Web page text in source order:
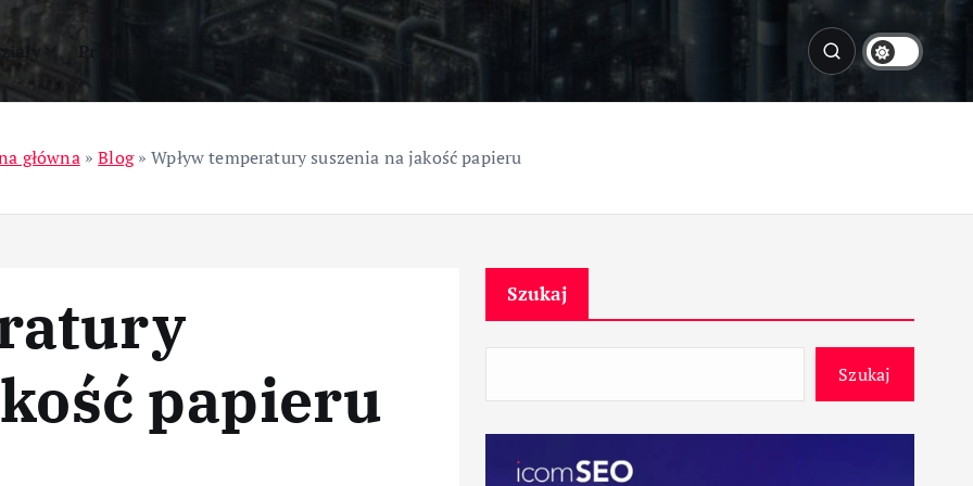
Przemysł
główna»Blog»Wpływ temperatury suszenia na jakość papieru
papieru
Szukaj
Szukaj